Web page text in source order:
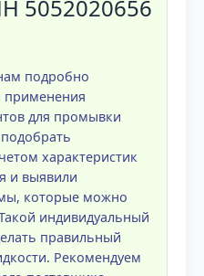
5052020656
подробно
применения
для промывки
характеристик
и выявили
которые можно
индивидуальный
правильный
Рекомендуем